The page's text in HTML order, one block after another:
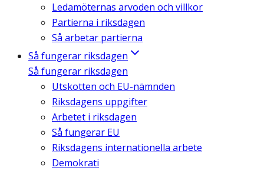
Ledamöternas arvoden och villkor
Partierna i riksdagen
Så arbetar partierna
Så fungerar riksdagen
Så fungerar riksdagen
Utskotten och EU-nämnden
Riksdagens uppgifter
Arbetet i riksdagen
Så fungerar EU
Riksdagens internationella arbete
Demokrati